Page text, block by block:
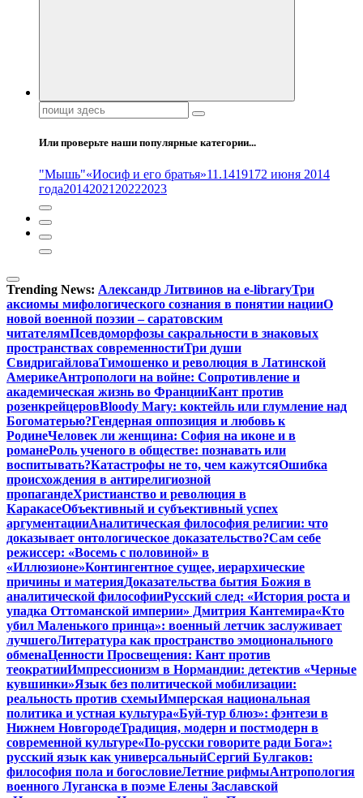
Поиск:
Или проверьте наши популярные категории...
"Мышь"«Иосиф и его братья»11.1419172 июня 2014
года20142021 20222023
Trending News: Александр Литвинов на e-libraryТри
аксиомы мифологического сознания в понятии нацииО
новой военной поэзии – саратовским
читателямПсевдоморфозы сакральности в знаковых
пространствах современностиТри души
СвидригайловаТимошенко и революция в Латинской
АмерикеАнтропологи на войне: Сопротивление и
академическая жизнь во ФранцииКант против
розенкрейцеровBloody Mary: коктейль или глумление над
Богоматерью?Гендерная оппозиция и любовь к
РодинеЧеловек ли женщина: София на иконе и в
романеРоль ученого в обществе: познавать или
воспитывать?Катастрофы не то, чем кажутсяОшибка
происхождения в антирелигиозной
пропагандеХристианство и революция в
КаракасеОбъективный и субъективный успех
аргументацииАналитическая философия религии: что
доказывает онтологическое доказательство?Сам себе
режиссер: «Восемь с половиной» в
«Иллюзионе»Контингентное сущее, иерархические
причины и материяДоказательства бытия Божия в
аналитической философииРусский след: «История роста и
упадка Оттоманской империи» Дмитрия Кантемира«Кто
убил Маленького принца»: военный летчик заслуживает
лучшегоЛитература как пространство эмоционального
обменаЦенности Просвещения: Кант против
теократииИмпрессионизм в Нормандии: детектив «Черные
кувшинки»Язык без политической мобилизации:
реальность против схемыИмперская национальная
политика и устная культура«Буй-тур блюз»: фэнтези в
Нижнем НовгородеТрадиция, модерн и постмодерн в
современной культуре«По-русски говорите ради Бога»:
русский язык как универсальныйСергий Булгаков:
философия пола и богословиеЛетние рифмыАнтропология
военного Луганска в поэме Елены Заславской